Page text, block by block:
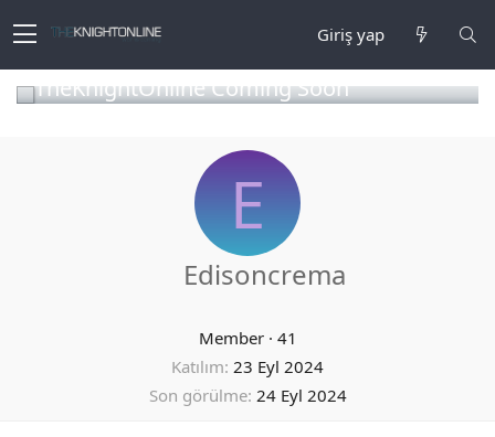
Giriş yap
TheKnightOnline Coming Soon
E
Edisoncrema
Member · 41
Katılım 23 Eyl 2024
Son görülme 24 Eyl 2024